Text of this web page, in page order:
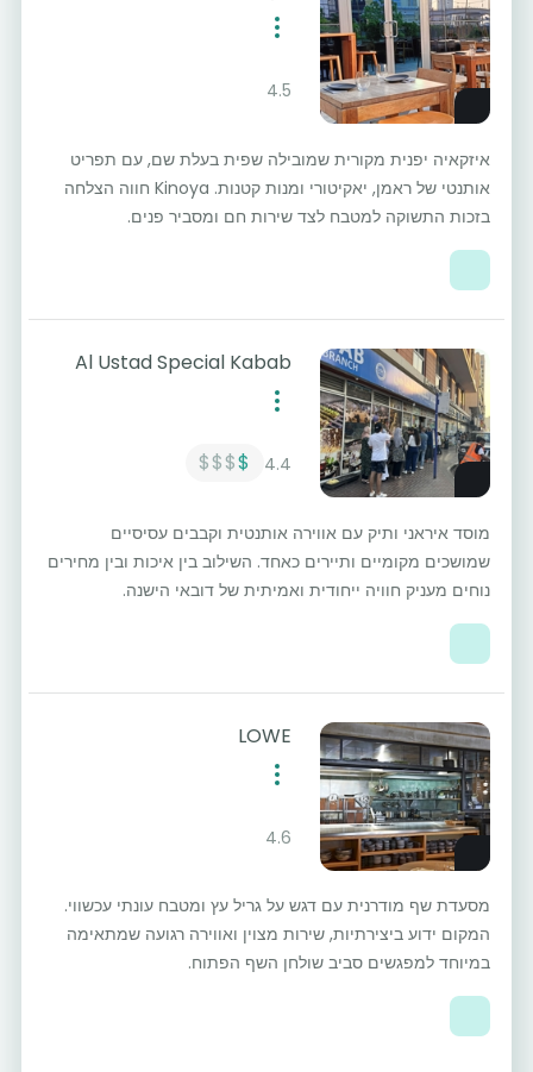
4.5
איזקאיה יפנית מקורית שמובילה שפית בעלת שם, עם תפריט
אותנטי של ראמן, יאקיטורי ומנות קטנות. Kinoya חווה הצלחה
בזכות התשוקה למטבח לצד שירות חם ומסביר פנים.
Al Ustad Special Kabab
4.4
$
$$$
מוסד איראני ותיק עם אווירה אותנטית וקבבים עסיסיים
שמושכים מקומיים ותיירים כאחד. השילוב בין איכות ובין מחירים
נוחים מעניק חוויה ייחודית ואמיתית של דובאי הישנה.
LOWE
4.6
מסעדת שף מודרנית עם דגש על גריל עץ ומטבח עונתי עכשווי.
המקום ידוע ביצירתיות, שירות מצוין ואווירה רגועה שמתאימה
במיוחד למפגשים סביב שולחן השף הפתוח.